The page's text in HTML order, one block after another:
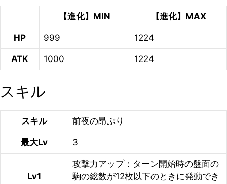
【進化】MIN 【進化】MAX
HP 999 1224
ATK 1000 1224
スキル
スキル 前夜の昂ぶり
最大Lv 3
Lv1
攻撃力アップ：ターン開始時の盤面の
駒の総数が12枚以下のときに発動でき